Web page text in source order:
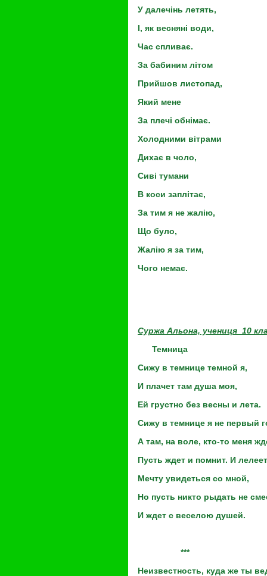
У далечінь летять,
І, як весняні води,
Час спливає.
За бабиним літом
Прийшов листопад,
Який мене
За плечі обнімає.
Холодними вітрами
Дихає в чоло,
Сиві тумани
В коси заплітає,
За тим я не жалію,
Що було,
Жалію я за тим,
Чого немає.
Суржа Альона, учениця 10
Темница
Сижу в темнице темной я,
И плачет там душа моя,
Ей грустно без весны и лета.
Сижу в темнице я не первый
А там, на воле, кто-то меня
Пусть ждет и помнит. И лелеет
Мечту увидеться со мной,
Но пусть никто рыдать не
И ждет с веселою душей.
***
Неизвестность, куда же ты